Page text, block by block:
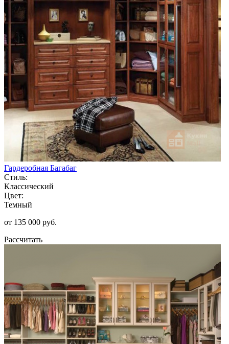
Гардеробная Багабаг
Стиль:
Классический
Цвет:
Темный
от 135 000 руб.
Рассчитать